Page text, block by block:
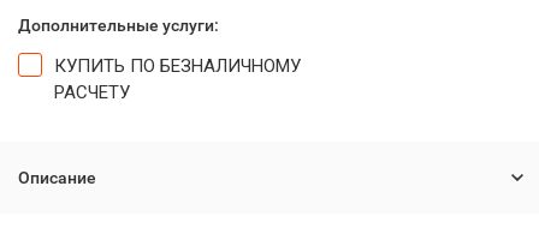
Дополнительные услуги:
КУПИТЬ ПО БЕЗНАЛИЧНОМУ
РАСЧЕТУ
Описание